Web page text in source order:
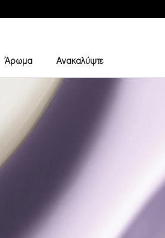
Άρωμα Ανακαλύψτε